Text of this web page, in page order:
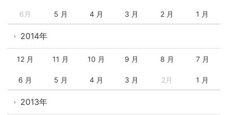
6月 5 月 4 月 3 月 2 月 1 月
2014年
12 月 11 月 10 月 9 月 8 月 7 月
6 月 5 月 4 月 3 月 2月 1 月
2013年